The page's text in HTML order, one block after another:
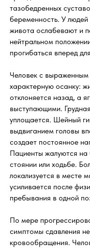
тазобедренных
беременность. У
живота ослабевают и
нейтральном
прогибаться вперед
Человек с
характерную осанку:
отклоняется назад, а
выступающими.
уплощается. Шейный
выдвиганием головы
создает постоянное
Пациенты жалуются
стоянии или ходьбе.
локализуется в месте
усиливается после
пребывания в одной
По мере
симптомы сдавления
кровообращения.